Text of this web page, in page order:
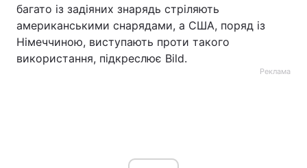
багато із задіяних знарядь стріляють
американськими снарядами, а США, поряд із
Німеччиною, виступають проти такого
використання, підкреслює Bild.
Реклама